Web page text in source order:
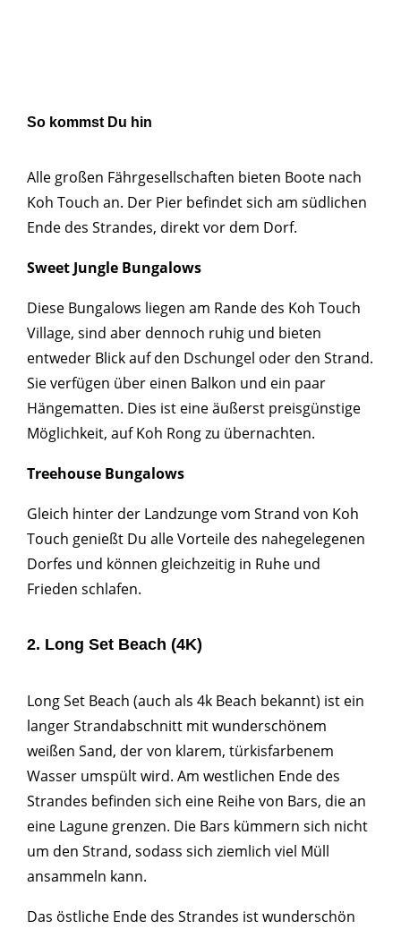
So kommst Du hin
Alle großen Fährgesellschaften bieten Boote nach
Koh Touch an. Der Pier befindet sich am südlichen
Ende des Strandes, direkt vor dem Dorf.
Sweet Jungle Bungalows
Diese Bungalows liegen am Rande des Koh Touch
Village, sind aber dennoch ruhig und bieten
entweder Blick auf den Dschungel oder den Strand.
Sie verfügen über einen Balkon und ein paar
Hängematten. Dies ist eine äußerst preisgünstige
Möglichkeit, auf Koh Rong zu übernachten.
Treehouse Bungalows
Gleich hinter der Landzunge vom Strand von Koh
Touch genießt Du alle Vorteile des nahegelegenen
Dorfes und können gleichzeitig in Ruhe und
Frieden schlafen.
2. Long Set Beach (4K)
Long Set Beach (auch als 4k Beach bekannt) ist ein
langer Strandabschnitt mit wunderschönem
weißen Sand, der von klarem, türkisfarbenem
Wasser umspült wird. Am westlichen Ende des
Strandes befinden sich eine Reihe von Bars, die an
eine Lagune grenzen. Die Bars kümmern sich nicht
um den Strand, sodass sich ziemlich viel Müll
ansammeln kann.
Das östliche Ende des Strandes ist wunderschön